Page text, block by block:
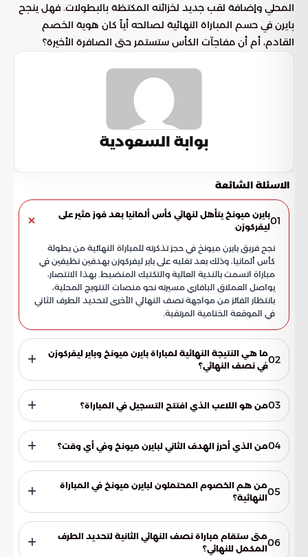
المحلي وإضافة لقب جديد لخزائنه المكتظة بالبطولات. فهل ينجح
بايرن في حسم المباراة النهائية لصالحه أياً كان هوية الخصم
القادم، أم أن مفاجآت الكأس ستستمر حتى الصافرة الأخيرة؟
بوابة السعودية
الاسئلة الشائعة
01بايرن ميونخ يتأهل لنهائي كأس ألمانيا بعد فوز مثير على
ليفركوزن
نجح فريق بايرن ميونخ في حجز تذكرته للمباراة النهائية من بطولة
كأس ألمانيا، وذلك بعد تغلبه على باير ليفركوزن بهدفين نظيفين في
مباراة اتسمت بالندية العالية والتكتيك المنضبط. بهذا الانتصار،
يواصل العملاق البافاري مسيرته نحو منصات التتويج المحلية،
بانتظار الفائز من مواجهة نصف النهائي الأخرى لتحديد الطرف الثاني
في الموقعة الختامية المرتقبة.
02ما هي النتيجة النهائية لمباراة بايرن ميونخ وباير ليفركوزن
في نصف النهائي؟
انتهت المباراة بفوز فريق بايرن ميونخ على منافسه باير ليفركوزن
بنتيجة هدفين دون رد، مما منح الفريق البافاري بطاقة العبور
الرسمية إلى المحطة الأخيرة من البطولة.
03من هو اللاعب الذي افتتح التسجيل في المباراة؟
نجح المهاجم الإنجليزي هاري كين في افتتاح التسجيل لصالح بايرن
ميونخ، حيث منح فريقه الأسبقية الميدانية والسيطرة على مجريات
اللعب منذ وقت مبكر.
04من الذي أحرز الهدف الثاني لبايرن ميونخ وفي أي وقت؟
أكد اللاعب الكولومبي لويس دياز فوز بايرن ميونخ بإحراز الهدف الثاني
في الوقت بدل الضائع من الشوط الثاني، لينهي آمال خصمه تماماً
في العودة للمنافسة.05من هم الخصوم المحتملون لبايرن ميونخ في المباراة
النهائية؟
ينتظر بايرن ميونخ الفائز من المواجهة الثانية في نصف النهائي،
والتي تجمع بين فريقي شتوتجارت وفرايبورج، لتحديد هوية المنافس
في اللقاء الختامي.06متى ستقام مباراة نصف النهائي الثانية لتحديد الطرف
المكمل للنهائي؟